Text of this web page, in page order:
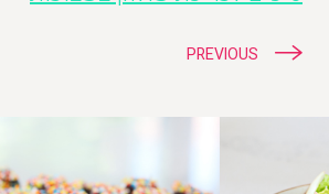
ניווטPREVIOUS